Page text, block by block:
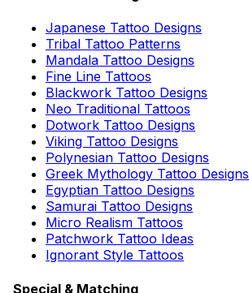
Japanese Tattoo Designs
Tribal Tattoo Patterns
Mandala Tattoo Designs
Fine Line Tattoos
Blackwork Tattoo Designs
Neo Traditional Tattoos
Dotwork Tattoo Designs
Viking Tattoo Designs
Polynesian Tattoo Designs
Greek Mythology Tattoo Designs
Egyptian Tattoo Designs
Samurai Tattoo Designs
Micro Realism Tattoos
Patchwork Tattoo Ideas
Ignorant Style Tattoos
Special & Matching